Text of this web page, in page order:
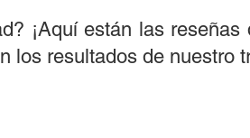
¡Aquí están las
los resultados de nuestro